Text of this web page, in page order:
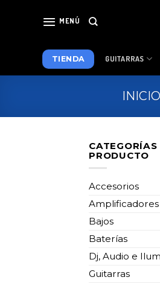
MENÚ
TIENDA GUITARRAS
INICIO
CATEGORÍAS
PRODUCTO
Accesorios
Bajos
Baterías
Dj, Audio e
Guitarras